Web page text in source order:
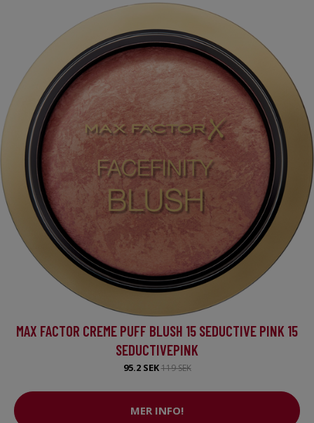
MAX FACTOR CREME PUFF BLUSH 15 SEDUCTIVE PINK 15
SEDUCTIVEPINK
95.2 SEK119 SEK
MER INFO!